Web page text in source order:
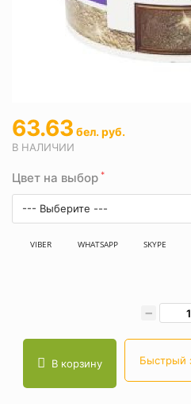
63.63 бел. руб.
В НАЛИЧИИ
Цвет на выбор *
--- Выберите ---
VIBER WHATSAPP SKYPE
−
В корзину Быстрый